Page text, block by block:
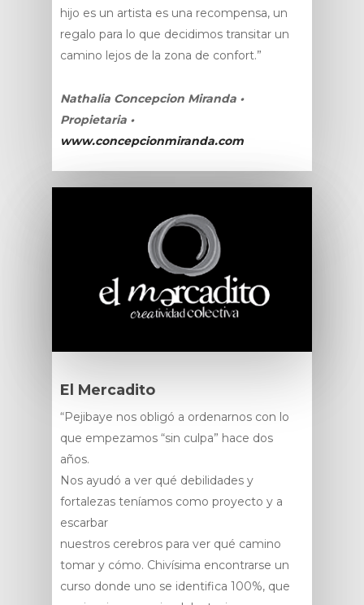
hijo es un artista es una recompensa, un
regalo para lo que decidimos transitar un
camino lejos de la zona de confort.”
Nathalia Concepcion Miranda •
Propietaria •
www.concepcionmiranda.com
El Mercadito
“Pejibaye nos obligó a ordenarnos con lo
que empezamos “sin culpa” hace dos
años.
Nos ayudó a ver qué debilidades y
fortalezas teníamos como proyecto y a
escarbar
nuestros cerebros para ver qué camino
tomar y cómo. Chivísima encontrarse un
curso donde uno se identifica 100%, que